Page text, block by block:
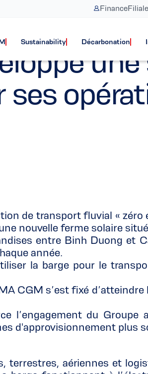
Finance
Sustainability Décarbonation
une
ses
de transport fluvial «
nouvelle ferme solaire
entre Binh Duong et
année.
la barge pour le
CGM s’est fixé
l’engagement du
d'approvisionnement plus
aériennes et